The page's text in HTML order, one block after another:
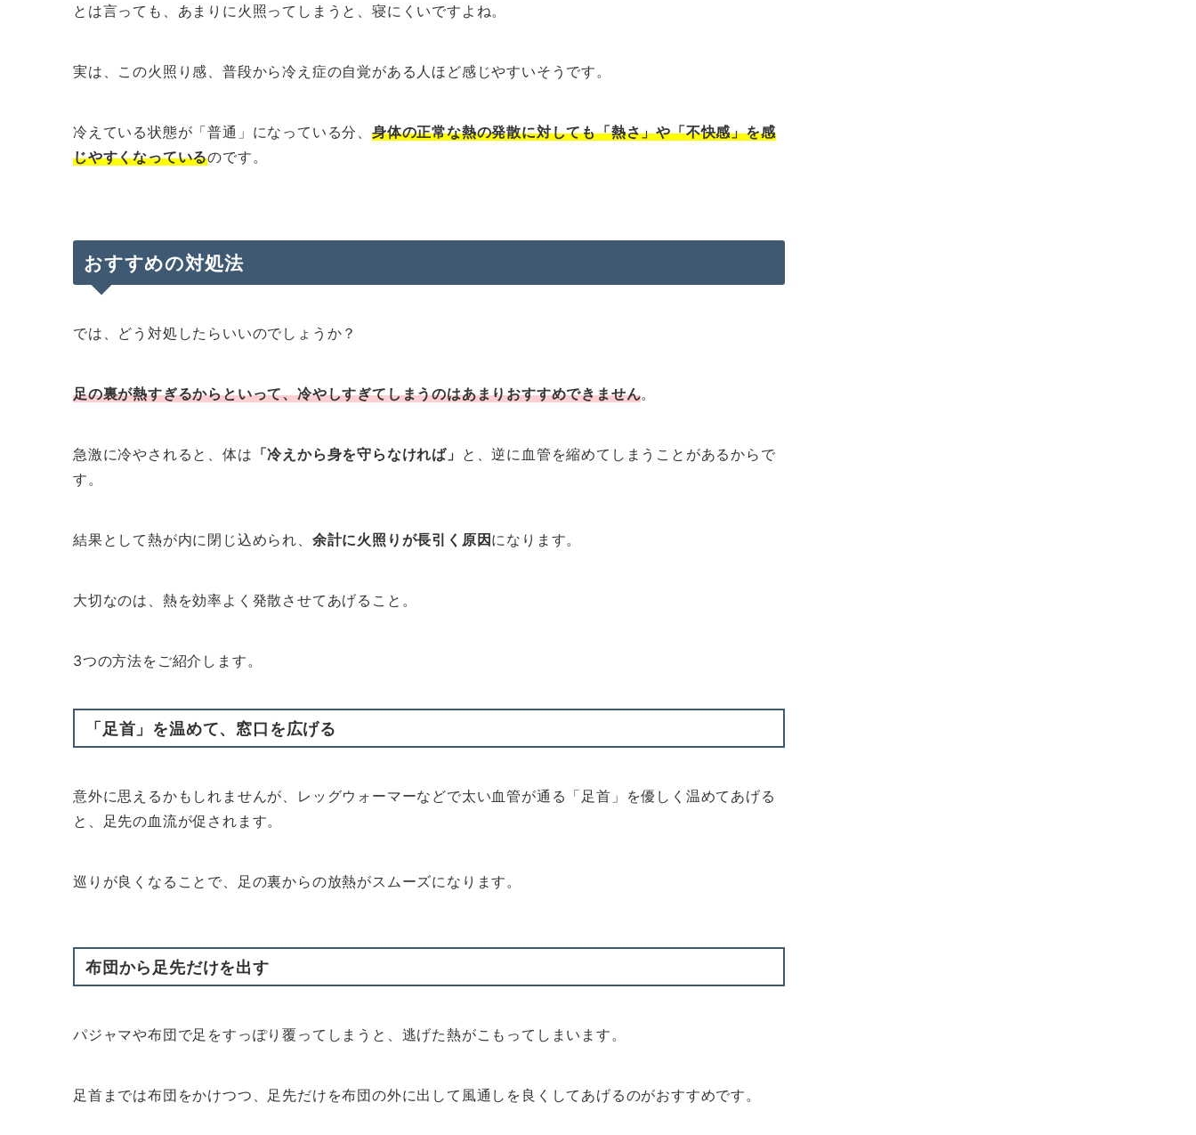
とは言っても、あまりに火照ってしまうと、寝にくいですよね。
実は、この火照り感、普段から冷え症の自覚がある人ほど感じやすいそうです。
冷えている状態が「普通」になっている分、 身体の正常な熱の発散に対しても「熱さ」や「不快感」を感
じやすくなっているのです。
おすすめの対処法
では、どう対処したらいいのでしょうか？
足の裏が熱すぎるからといって、冷やしすぎてしまうのはあまりおすすめできません。
急激に冷やされると、体は 「冷えから身を守らなければ」 と、逆に血管を縮めてしまうことがあるからで
す。
結果として熱が内に閉じ込められ、 余計に火照りが長引く原因になります。
大切なのは、熱を効率よく発散させてあげること。
3つの方法をご紹介します。
「足首」を温めて、窓口を広げる
意外に思えるかもしれませんが、レッグウォーマーなどで太い血管が通る「足首」を優しく温めてあげる
と、足先の血流が促されます。
巡りが良くなることで、足の裏からの放熱がスムーズになります。
布団から足先だけを出す
パジャマや布団で足をすっぽり覆ってしまうと、逃げた熱がこもってしまいます。
足首までは布団をかけつつ、足先だけを布団の外に出して風通しを良くしてあげるのがおすすめです。